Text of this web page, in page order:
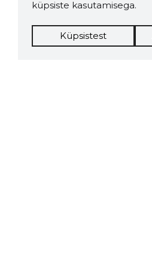
küpsiste kasutamisega.
Küpsistest